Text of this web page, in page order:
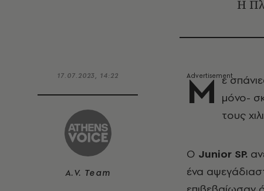
Η
17.07.2023, 14:22
A.V. Team
Μ ε
μόνο-
τους
Ο Junior SP.
ένα